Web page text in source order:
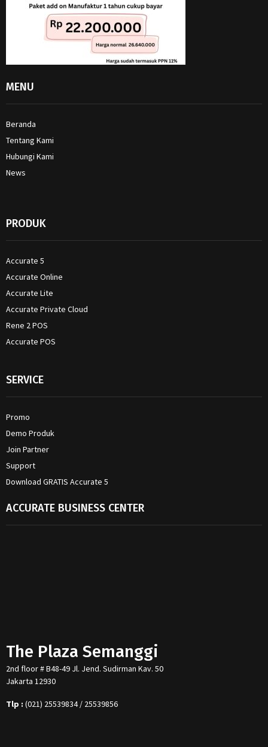
MENU
Beranda
Tentang Kami
Hubungi Kami
News
PRODUK
Accurate 5
Accurate Online
Accurate Lite
Accurate Private Cloud
Rene 2 POS
Accurate POS
SERVICE
Promo
Demo Produk
Join Partner
Support
Download GRATIS Accurate 5
ACCURATE BUSINESS CENTER
The Plaza Semanggi
2nd floor # B48-49 Jl. Jend. Sudirman Kav. 50
Jakarta 12930
Tlp : (021) 25539834 / 25539856